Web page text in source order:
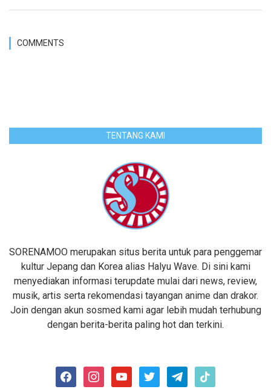
COMMENTS
TENTANG KAMI
SORENAMOO merupakan situs berita untuk para penggemar
kultur Jepang dan Korea alias Halyu Wave. Di sini kami
menyediakan informasi terupdate mulai dari news, review,
musik, artis serta rekomendasi tayangan anime dan drakor.
Join dengan akun sosmed kami agar lebih mudah terhubung
dengan berita-berita paling hot dan terkini.
facebookinstagramyoutubetwitter telegramtiktok